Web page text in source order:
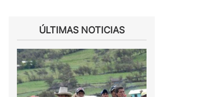
ÚLTIMAS NOTICIAS